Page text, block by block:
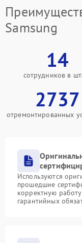
Samsung
14
сотрудников в
2737
отремонтированных
Используются
прошедшие
корректную
гарантийных